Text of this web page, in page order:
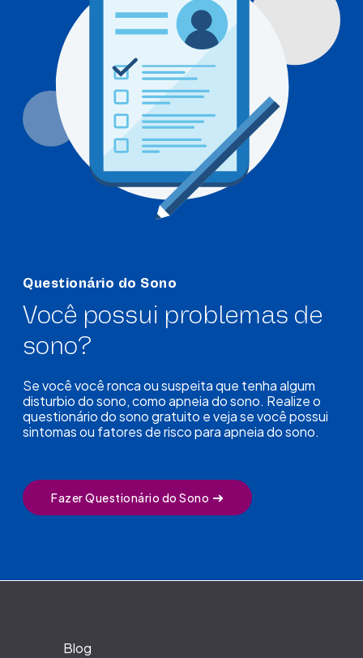
Questionário do Sono
Você possui problemas de
sono?
Se você você ronca ou suspeita que tenha algum
disturbio do sono, como apneia do sono. Realize o
questionário do sono gratuito e veja se você possui
sintomas ou fatores de risco para apneia do sono.
Fazer Questionário do Sono
Blog